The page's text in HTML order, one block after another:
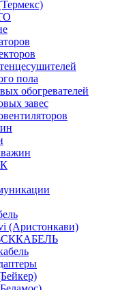
пола
обогревателей
завес
(Аристонкави)